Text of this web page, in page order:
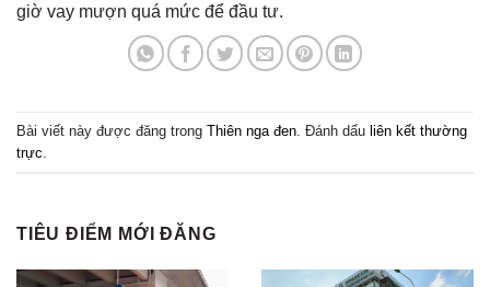
giờ vay mượn quá mức để đầu tư.
Bài viết này được đăng trong Thiên nga đen . Đánh dấu liên kết thường
trực
TIÊU ĐIỂM MỚI ĐĂNG